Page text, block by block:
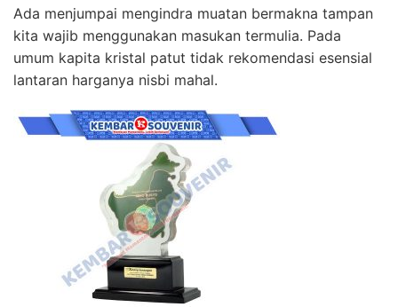
Ada menjumpai mengindra muatan bermakna tampan
kita wajib menggunakan masukan termulia. Pada
umum kapita kristal patut tidak rekomendasi esensial
lantaran harganya nisbi mahal.